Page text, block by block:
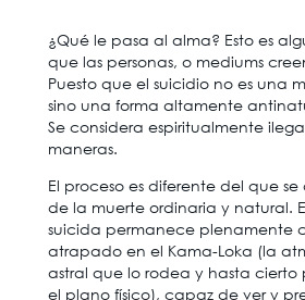
¿Qué le pasa al alma? Esto es
que las personas, o mediums
Puesto que el suicidio no es una
sino una forma altamente
Se considera espiritualmente
maneras.
El proceso es diferente del que
de la muerte ordinaria y natural.
suicida permanece plenamente
atrapado en el Kama-Loka (la
astral que lo rodea y hasta
el plano físico), capaz de ver y